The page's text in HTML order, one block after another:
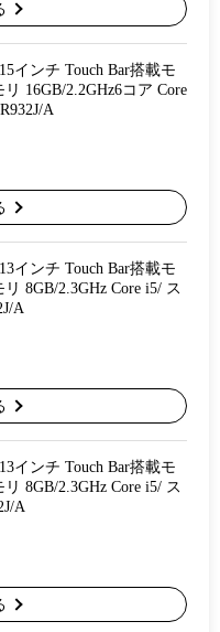
インチ Touch Bar搭載モ
16GB/2.2GHz6コア Core
A
インチ Touch Bar搭載モ
8GB/2.3GHz Core i5/ ス
A
インチ Touch Bar搭載モ
8GB/2.3GHz Core i5/ ス
A